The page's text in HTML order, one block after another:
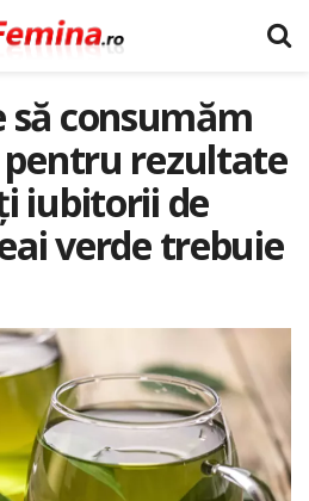
consumăm
pentru rezultate
iubitorii de
verde trebuie